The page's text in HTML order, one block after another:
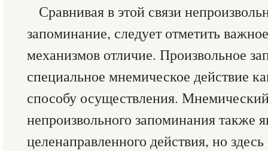
Сравнивая в этой связи
запоминание, следует отметить
механизмов отличие. Произвольное
специальное мнемическое действие
способу осуществления.
непроизвольного запоминания также
целенаправленного действия, но